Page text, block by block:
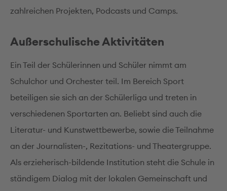
zahlreichen Projekten, Podcasts und Camps.
Außerschulische Aktivitäten
Ein Teil der Schülerinnen und Schüler nimmt am
Schulchor und Orchester teil. Im Bereich Sport
beteiligen sie sich an der Schülerliga und treten in
verschiedenen Sportarten an. Beliebt sind auch die
Literatur- und Kunstwettbewerbe, sowie die Teilnahme
an der Journalisten-, Rezitations- und Theatergruppe.
Als erzieherisch-bildende Institution steht die Schule in
ständigem Dialog mit der lokalen Gemeinschaft und